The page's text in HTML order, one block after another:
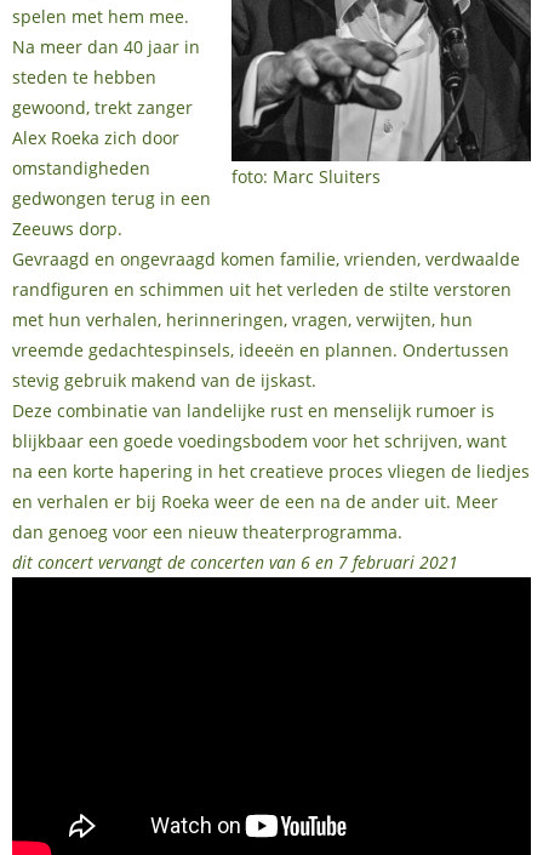
foto: Marc Sluiters
spelen met hem mee.
Na meer dan 40 jaar in
steden te hebben
gewoond, trekt zanger
Alex Roeka zich door
omstandigheden
gedwongen terug in een
Zeeuws dorp.
Gevraagd en ongevraagd komen familie, vrienden, verdwaalde
randfiguren en schimmen uit het verleden de stilte verstoren
met hun verhalen, herinneringen, vragen, verwijten, hun
vreemde gedachtespinsels, ideeën en plannen. Ondertussen
stevig gebruik makend van de ijskast.
Deze combinatie van landelijke rust en menselijk rumoer is
blijkbaar een goede voedingsbodem voor het schrijven, want
na een korte hapering in het creatieve proces vliegen de liedjes
en verhalen er bij Roeka weer de een na de ander uit. Meer
dan genoeg voor een nieuw theaterprogramma.
dit concert vervangt de concerten van 6 en 7 februari 2021